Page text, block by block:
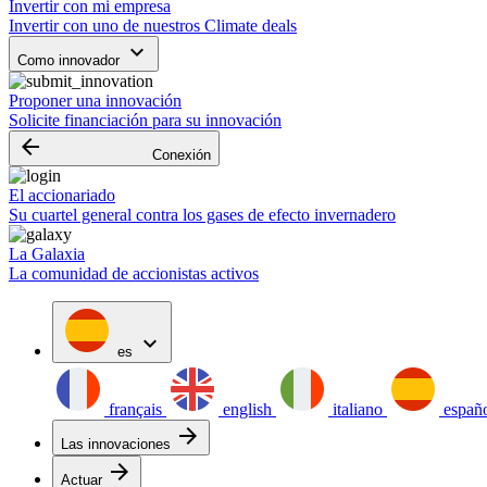
Invertir con mi empresa
Invertir con uno de nuestros Climate deals
Como innovador keyboard_arrow_down
Proponer una innovación
Solicite financiación para su innovación
arrow_backward Conexión
El accionariado
Su cuartel general contra los gases de efecto invernadero
La Galaxia
La comunidad de accionistas activos
es expand_more
français english italiano
Las innovaciones arrow_forward
Actuar arrow_forward